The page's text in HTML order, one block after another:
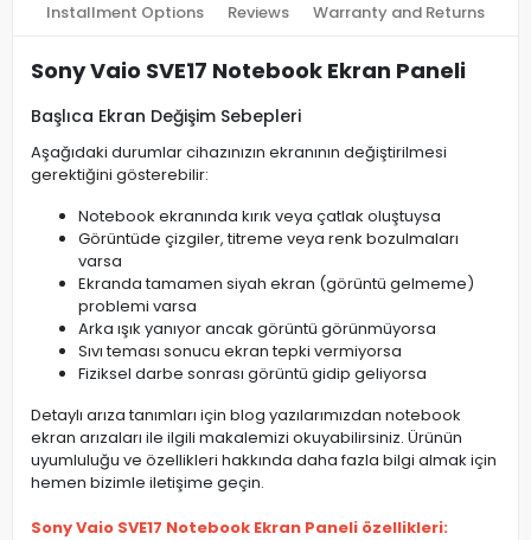
Installment Options Reviews Warranty and Returns
Sony Vaio SVE17 Notebook Ekran Paneli
Başlıca Ekran Değişim Sebepleri
Aşağıdaki durumlar cihazınızın ekranının değiştirilmesi
gerektiğini gösterebilir:
Notebook ekranında kırık veya çatlak oluştuysa
Görüntüde çizgiler, titreme veya renk bozulmaları
varsa
Ekranda tamamen siyah ekran (görüntü gelmeme)
problemi varsa
Arka ışık yanıyor ancak görüntü görünmüyorsa
Sıvı teması sonucu ekran tepki vermiyorsa
Fiziksel darbe sonrası görüntü gidip geliyorsa
Detaylı arıza tanımları için blog yazılarımızdan notebook
ekran arızaları ile ilgili makalemizi okuyabilirsiniz. Ürünün
uyumluluğu ve özellikleri hakkında daha fazla bilgi almak için
hemen bizimle iletişime geçin.
Sony Vaio SVE17 Notebook Ekran Paneli özellikleri: